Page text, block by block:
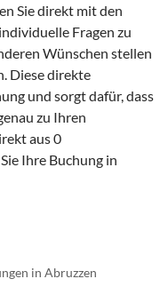
Sie direkt mit den
Fragen zu
Wünschen stellen
Diese direkte
und sorgt dafür, dass
zu Ihren
aus 0
Ihre Buchung in
in Abruzzen